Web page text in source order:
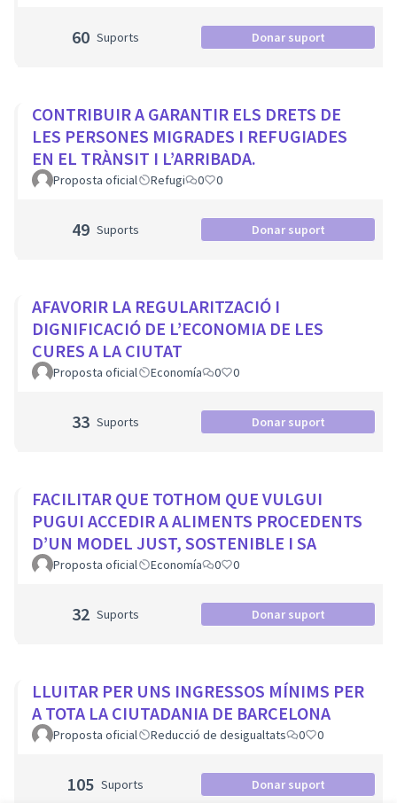
60 Suports Donar suport
CONTRIBUIR A GARANTIR ELS DRETS DE
LES PERSONES MIGRADES I REFUGIADES
EN EL TRÀNSIT I L’ARRIBADA.
Proposta oficial Refugi 0 0
49 Suports Donar suport
AFAVORIR LA REGULARITZACIÓ I
DIGNIFICACIÓ DE L’ECONOMIA DE LES
CURES A LA CIUTAT
Proposta oficial Economía 0 0
33 Suports Donar suport
FACILITAR QUE TOTHOM QUE VULGUI
PUGUI ACCEDIR A ALIMENTS PROCEDENTS
D’UN MODEL JUST, SOSTENIBLE I SA
Proposta oficial Economía 0 0
32 Suports Donar suport
LLUITAR PER UNS INGRESSOS MÍNIMS PER
A TOTA LA CIUTADANIA DE BARCELONA
Proposta oficial Reducció de desigualtats 0 0
105 Suports Donar suport